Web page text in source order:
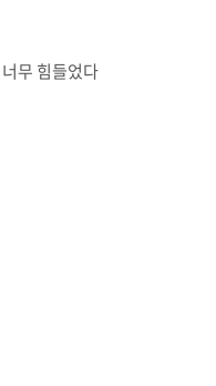
무 힘들었다